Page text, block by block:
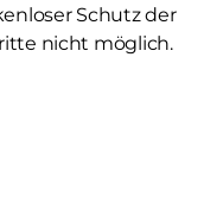
Schutz der
nicht möglich.